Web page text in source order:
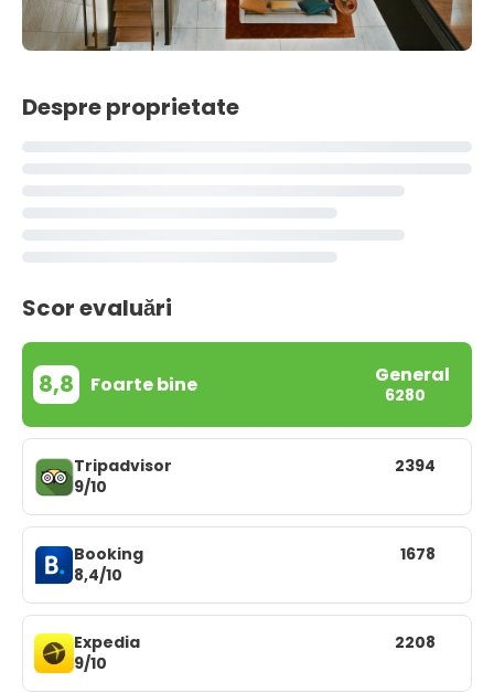
Despre proprietate
Scor evaluări
8,8 Foarte bine General
6280
Tripadvisor
9/10
2394
Booking
8,4/10
1678
Expedia
9/10
2208